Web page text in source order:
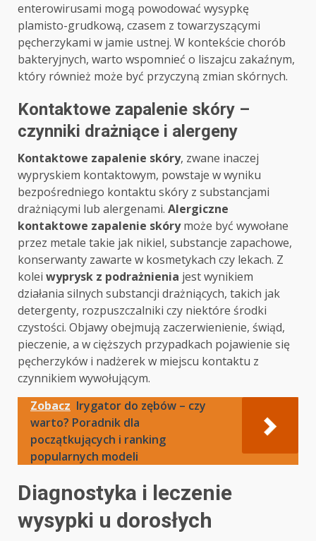
enterowirusami mogą powodować wysypkę
plamisto-grudkową, czasem z towarzyszącymi
pęcherzykami w jamie ustnej. W kontekście chorób
bakteryjnych, warto wspomnieć o liszajcu zakaźnym,
który również może być przyczyną zmian skórnych.
Kontaktowe zapalenie skóry –
czynniki drażniące i alergeny
Kontaktowe zapalenie skóry, zwane inaczej
wypryskiem kontaktowym, powstaje w wyniku
bezpośredniego kontaktu skóry z substancjami
drażniącymi lub alergenami. Alergiczne
kontaktowe zapalenie skórymoże być wywołane
przez metale takie jak nikiel, substancje zapachowe,
konserwanty zawarte w kosmetykach czy lekach. Z
kolei wyprysk z podrażnienia jest wynikiem
działania silnych substancji drażniących, takich jak
detergenty, rozpuszczalniki czy niektóre środki
czystości. Objawy obejmują zaczerwienienie, świąd,
pieczenie, a w cięższych przypadkach pojawienie się
pęcherzyków i nadżerek w miejscu kontaktu z
czynnikiem wywołującym.
Zobacz Irygator do zębów – czy
warto? Poradnik dla
początkujących i ranking
popularnych modeli
Diagnostyka i leczenie
wysypki u dorosłych